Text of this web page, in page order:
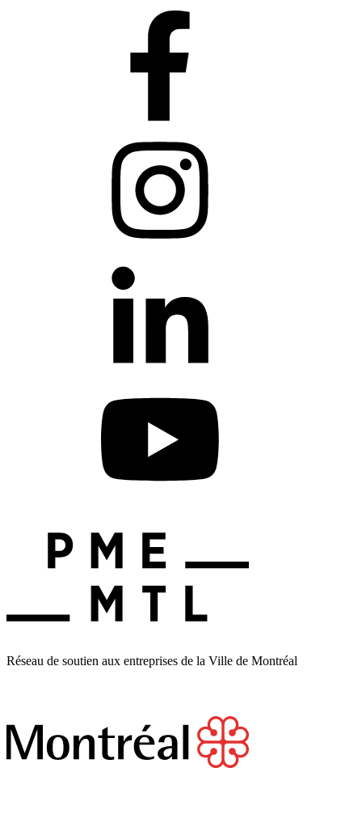
Réseau de soutien aux entreprises de la Ville de Montréal